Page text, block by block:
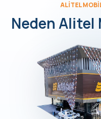
ALITEL
Neden Alitel